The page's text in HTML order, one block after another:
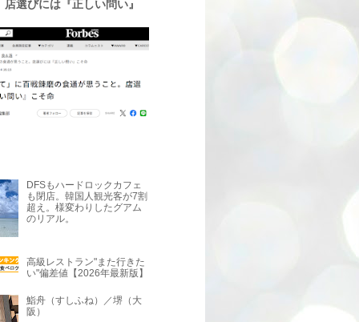
選びには『正しい問い』
DFSもハードロックカフェ
も閉店。韓国人観光客が7割
超え。様変わりしたグアム
のリアル。
高級レストラン"また行きた
い"偏差値【2026年最新版】
鮨舟（すしふね）／堺（大
阪）